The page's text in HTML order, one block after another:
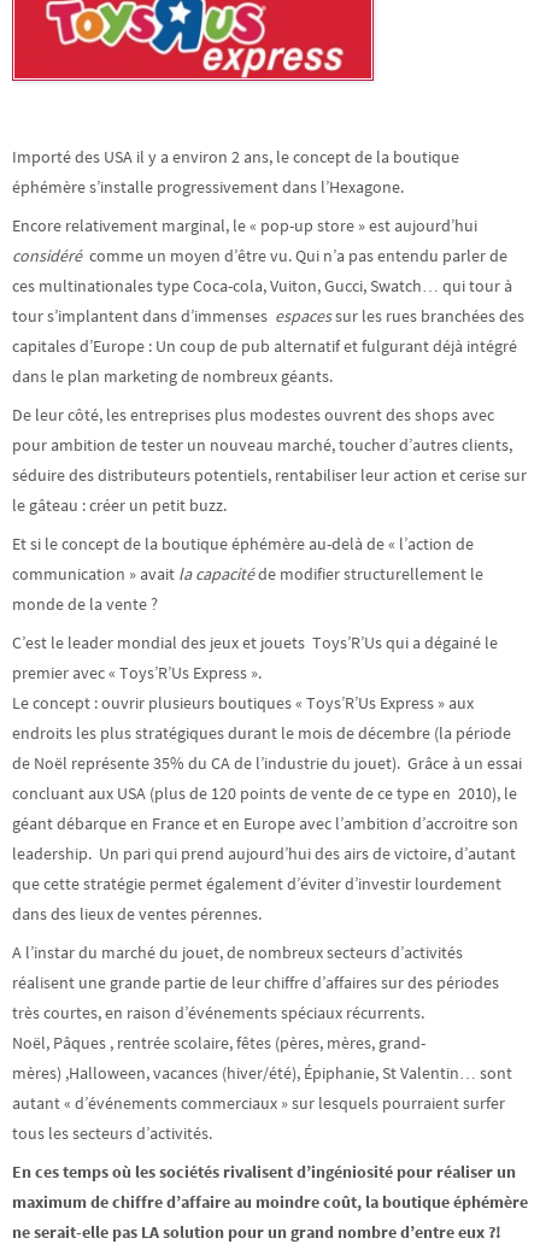
Importé des USA il y a environ 2 ans, le concept de la boutique
éphémère s’installe progressivement dans l’Hexagone.
Encore relativement marginal, le « pop-up store » est aujourd’hui
considéré comme un moyen d’être vu. Qui n’a pas entendu parler de
ces multinationales type Coca-cola, Vuiton, Gucci, Swatch… qui tour à
tour s’implantent dans d’immenses espacessur les rues branchées des
capitales d’Europe : Un coup de pub alternatif et fulgurant déjà intégré
dans le plan marketing de nombreux géants.
De leur côté, les entreprises plus modestes ouvrent des shops avec
pour ambition de tester un nouveau marché, toucher d’autres clients,
séduire des distributeurs potentiels, rentabiliser leur action et cerise sur
le gâteau : créer un petit buzz.
Et si le concept de la boutique éphémère au-delà de « l’action de
communication » avait la capacitéde modifier structurellement le
monde de la vente ?
C’est le leader mondial des jeux et jouets Toys’R’Us qui a dégainé le
premier avec « Toys’R’Us Express ».
Le concept : ouvrir plusieurs boutiques « Toys’R’Us Express » aux
endroits les plus stratégiques durant le mois de décembre (la période
de Noël représente 35% du CA de l’industrie du jouet). Grâce à un essai
concluant aux USA (plus de 120 points de vente de ce type en 2010), le
géant débarque en France et en Europe avec l’ambition d’accroitre son
leadership. Un pari qui prend aujourd’hui des airs de victoire, d’autant
que cette stratégie permet également d’éviter d’investir lourdement
dans des lieux de ventes pérennes.
A l’instar du marché du jouet, de nombreux secteurs d’activités
réalisent une grande partie de leur chiffre d’affaires sur des périodes
très courtes, en raison d’événements spéciaux récurrents.
Noël, Pâques , rentrée scolaire, fêtes (pères, mères, grand-
mères) ,Halloween, vacances (hiver/été), Épiphanie, St Valentin… sont
autant « d’événements commerciaux » sur lesquels pourraient surfer
tous les secteurs d’activités.
En ces temps où les sociétés rivalisent d’ingéniosité pour réaliser un
maximum de chiffre d’affaire au moindre coût, la boutique éphémère
ne serait-elle pas LA solution pour un grand nombre d’entre eux ?!